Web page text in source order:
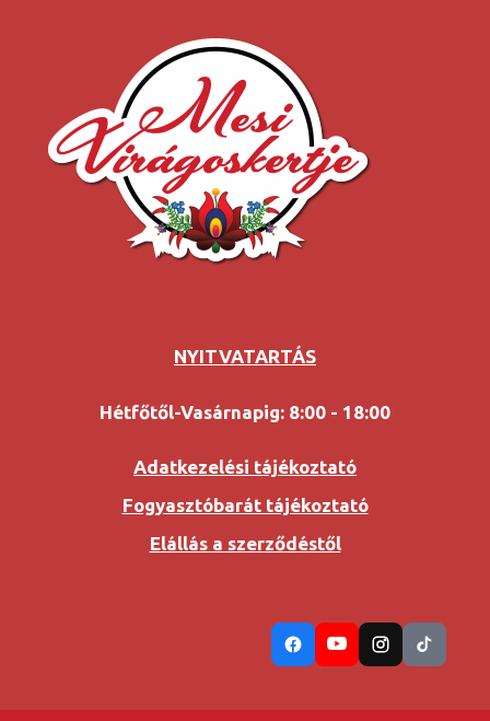
NYITVATARTÁS
Hétfőtől-Vasárnapig: 8:00 - 18:00
Adatkezelési tájékoztató
Fogyasztóbarát tájékoztató
Elállás a szerződéstől